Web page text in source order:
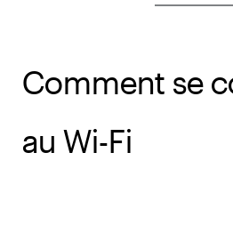
Comment se
au Wi-Fi